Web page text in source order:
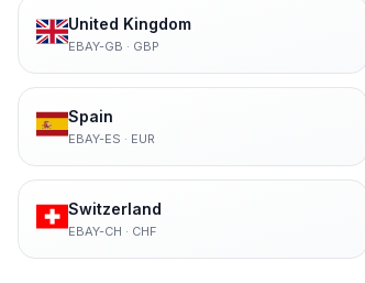
United Kingdom
EBAY-GB · GBP
Spain
EBAY-ES · EUR
Switzerland
EBAY-CH · CHF